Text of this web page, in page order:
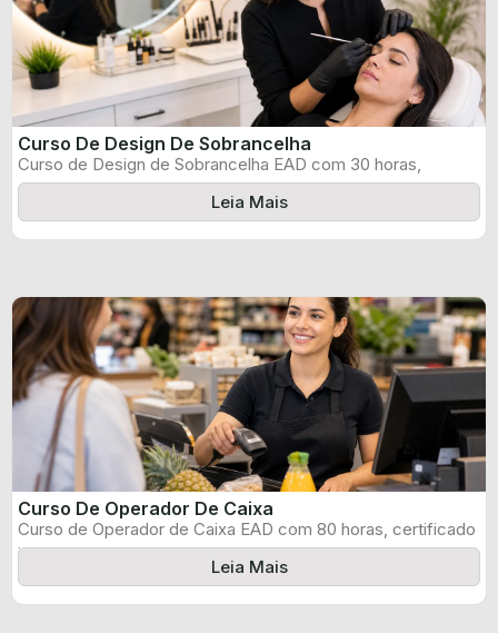
Curso De Design De Sobrancelha
Curso de Design de Sobrancelha EAD com 30 horas,
certificado informado pelo produtor ...
Leia Mais
Curso De Operador De Caixa
Curso de Operador de Caixa EAD com 80 horas, certificado
informado pelo produtor ...
Leia Mais